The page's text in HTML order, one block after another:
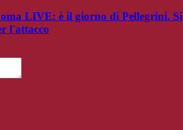
LIVE: è il giorno di Pellegrini. Si
l'attacco